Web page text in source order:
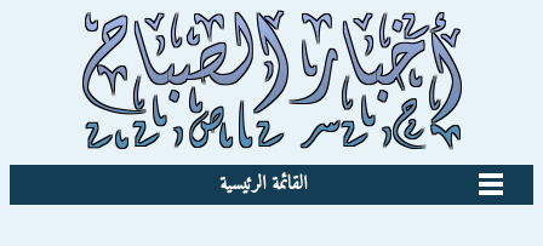
القائمة الرئيسية